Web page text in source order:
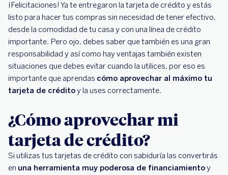
Las ventajas de aprovechar tu tarjeta de
¡Felicitaciones! Ya te entregaron la tarjeta de crédito y estás
listo para hacer tus compras sin necesidad de tener efectivo,
desde la comodidad de tu casa y con una línea de crédito
importante. Pero ojo, debes saber que también es una gran
responsabilidad y así como hay ventajas también existen
situaciones que debes evitar cuando la utilices, por eso es
importante que aprendas cómo aprovechar al máximo tu
tarjeta de créditoy la uses correctamente.
¿Cómo aprovechar mi
tarjeta de crédito?
Si utilizas tus tarjetas de crédito con sabiduría las convertirás
en una herramienta muy poderosa de financiamientoy